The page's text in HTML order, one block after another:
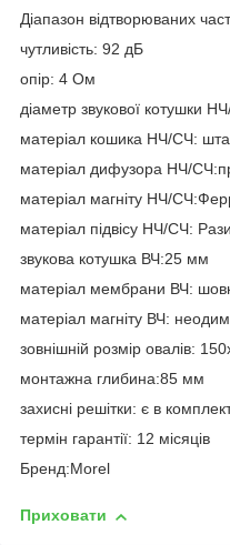
Діапазон відтворюваних
чутливість: 92 дБ
опір: 4 Ом
діаметр звукової котушки
матеріал кошика НЧ/СЧ:
матеріал дифузора НЧ/
матеріал магніту НЧ/
матеріал підвісу НЧ/СЧ:
звукова котушка ВЧ:25 мм
матеріал мембрани ВЧ:
матеріал магніту ВЧ: неодим
зовнішній розмір овалів:
монтажна глибина:85 мм
захисні решітки: є в
термін гарантії: 12 місяців
Бренд:Morel
Приховати